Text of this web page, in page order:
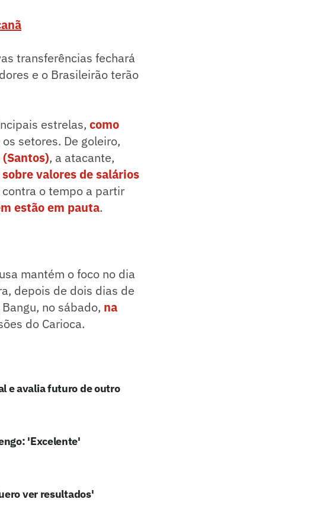
transferências fechará
e o Brasileirão terão
estrelas, como
setores. De goleiro,
, a atacante,
valores de salários
o tempo a partir
estão em pauta.
mantém o foco no dia
depois de dois dias de
no sábado, na
do Carioca.
e avalia futuro de outro
'Excelente'
ver resultados'